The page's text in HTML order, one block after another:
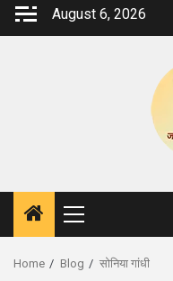
Skip
August 6, 2026
Primary
Menu
Home Blog सोनिया गांधी